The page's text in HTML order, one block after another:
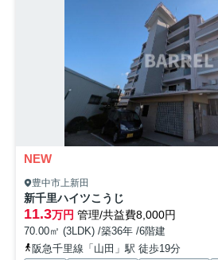
NEW
豊中市上新田
新千里ハイツこうじ
11.3万円 管理/共益費8,000円
70.00㎡ (3LDK) /築36年 /6階建
阪急千里線「山田」駅 徒歩19分